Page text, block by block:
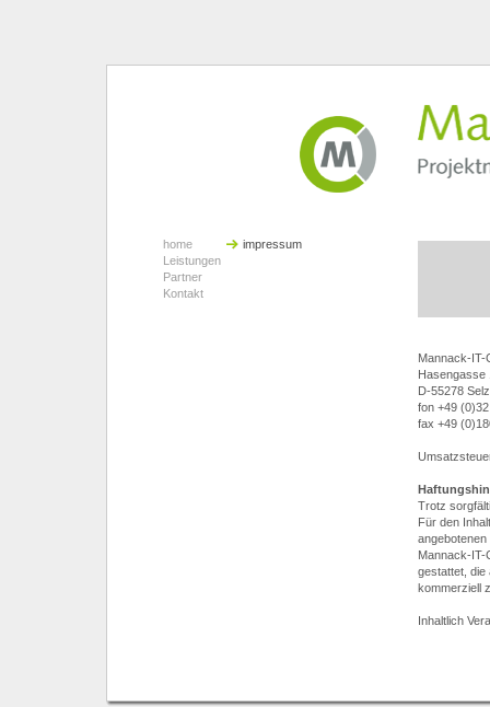
home
impressum
Leistungen
Partner
Kontakt
Mannack-IT-
Hasengasse
D-55278
fon +49
fax +49
Trotz
Für den
Mannack-IT-
gestattet, die
kommerziell
Inhaltlich